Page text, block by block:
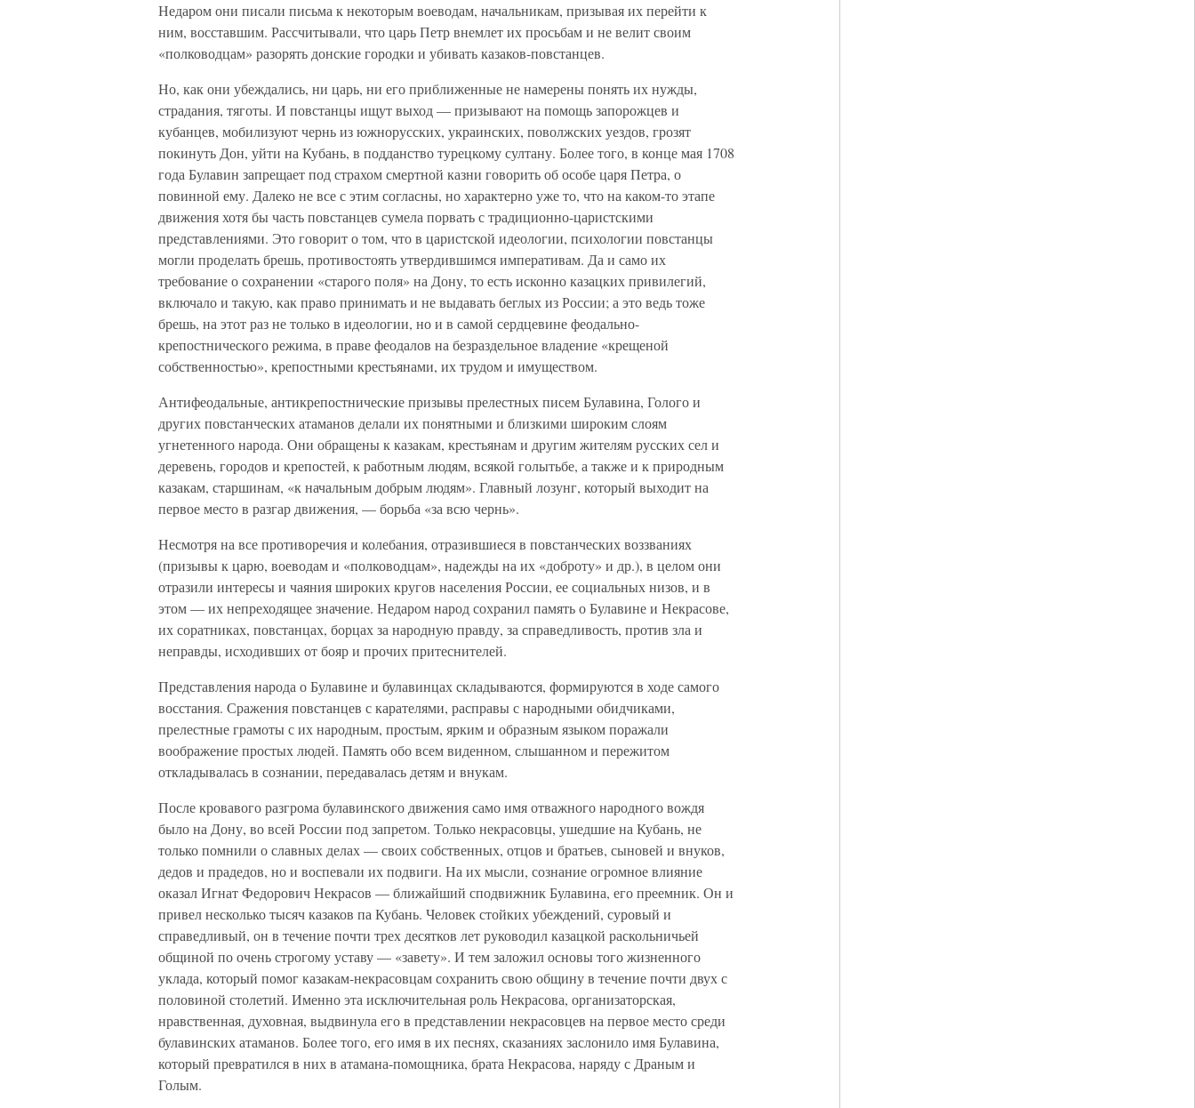
Недаром они писали письма к некоторым воеводам, начальникам, призывая их перейти к
ним, восставшим. Рассчитывали, что царь Петр внемлет их просьбам и не велит своим
«полководцам» разорять донские городки и убивать казаков-повстанцев.
Но, как они убеждались, ни царь, ни его приближенные не намерены понять их нужды,
страдания, тяготы. И повстанцы ищут выход — призывают на помощь запорожцев и
кубанцев, мобилизуют чернь из южнорусских, украинских, поволжских уездов, грозят
покинуть Дон, уйти на Кубань, в подданство турецкому султану. Более того, в конце мая 1708
года Булавин запрещает под страхом смертной казни говорить об особе царя Петра, о
повинной ему. Далеко не все с этим согласны, но характерно уже то, что на каком-то этапе
движения хотя бы часть повстанцев сумела порвать с традиционно-царистскими
представлениями. Это говорит о том, что в царистской идеологии, психологии повстанцы
могли проделать брешь, противостоять утвердившимся императивам. Да и само их
требование о сохранении «старого поля» на Дону, то есть исконно казацких привилегий,
включало и такую, как право принимать и не выдавать беглых из России; а это ведь тоже
брешь, на этот раз не только в идеологии, но и в самой сердцевине феодально-
крепостнического режима, в праве феодалов на безраздельное владение «крещеной
собственностью», крепостными крестьянами, их трудом и имуществом.
Антифеодальные, антикрепостнические призывы прелестных писем Булавина, Голого и
других повстанческих атаманов делали их понятными и близкими широким слоям
угнетенного народа. Они обращены к казакам, крестьянам и другим жителям русских сел и
деревень, городов и крепостей, к работным людям, всякой голытьбе, а также и к природным
казакам, старшинам, «к начальным добрым людям». Главный лозунг, который выходит на
первое место в разгар движения, — борьба «за всю чернь».
Несмотря на все противоречия и колебания, отразившиеся в повстанческих воззваниях
(призывы к царю, воеводам и «полководцам», надежды на их «доброту» и др.), в целом они
отразили интересы и чаяния широких кругов населения России, ее социальных низов, и в
этом — их непреходящее значение. Недаром народ сохранил память о Булавине и Некрасове,
их соратниках, повстанцах, борцах за народную правду, за справедливость, против зла и
неправды, исходивших от бояр и прочих притеснителей.
Представления народа о Булавине и булавинцах складываются, формируются в ходе самого
восстания. Сражения повстанцев с карателями, расправы с народными обидчиками,
прелестные грамоты с их народным, простым, ярким и образным языком поражали
воображение простых людей. Память обо всем виденном, слышанном и пережитом
откладывалась в сознании, передавалась детям и внукам.
После кровавого разгрома булавинского движения само имя отважного народного вождя
было на Дону, во всей России под запретом. Только некрасовцы, ушедшие на Кубань, не
только помнили о славных делах — своих собственных, отцов и братьев, сыновей и внуков,
дедов и прадедов, но и воспевали их подвиги. На их мысли, сознание огромное влияние
оказал Игнат Федорович Некрасов — ближайший сподвижник Булавина, его преемник. Он и
привел несколько тысяч казаков па Кубань. Человек стойких убеждений, суровый и
справедливый, он в течение почти трех десятков лет руководил казацкой раскольничьей
общиной по очень строгому уставу — «завету». И тем заложил основы того жизненного
уклада, который помог казакам-некрасовцам сохранить свою общину в течение почти двух с
половиной столетий. Именно эта исключительная роль Некрасова, организаторская,
нравственная, духовная, выдвинула его в представлении некрасовцев на первое место среди
булавинских атаманов. Более того, его имя в их песнях, сказаниях заслонило имя Булавина,
который превратился в них в атамана-помощника, брата Некрасова, наряду с Драным и
Голым.